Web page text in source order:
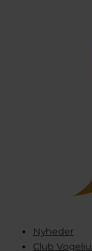
Nyheder
Club